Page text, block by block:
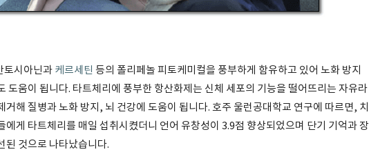
토시아닌과 케르세틴 등의 폴리페놀 피토케미컬을 풍부하게 함유하고 있어 노화 방지
도움이 됩니다. 타트체리에 풍부한 항산화제는 신체 세포의 기능을 떨어뜨리는 자유라
거해 질병과 노화 방지, 뇌 건강에 도움이 됩니다. 호주 울런공대학교 연구에 따르면, 치
에게 타트체리를 매일 섭취시켰더니 언어 유창성이 3.9점 향상되었으며 단기 기억과 장
된 것으로 나타났습니다.